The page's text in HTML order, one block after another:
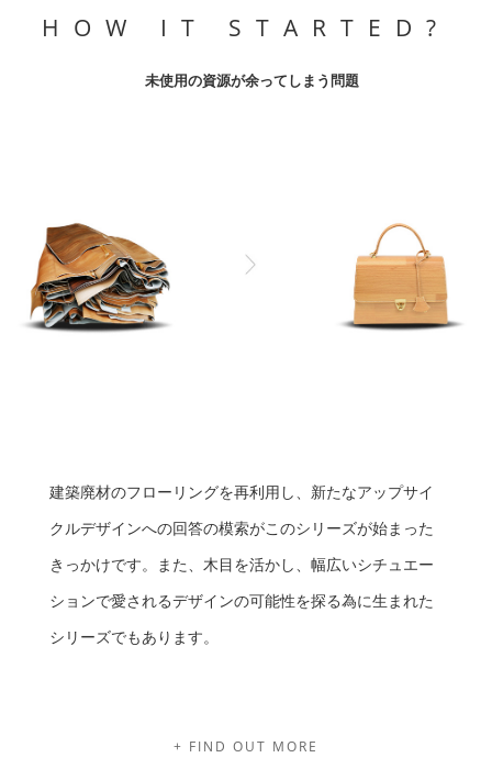
HOW IT STARTED?
未使用の資源が余ってしまう問題
建築廃材のフローリングを再利用し、新たなアップサイ
クルデザインへの回答の模索がこのシリーズが始まった
きっかけです。また、木目を活かし、幅広いシチュエー
ションで愛されるデザインの可能性を探る為に生まれた
シリーズでもあります。
+ FIND OUT MORE